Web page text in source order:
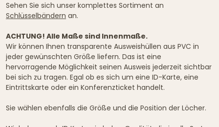
Sehen Sie sich unser komplettes Sortiment an
Schlüsselbändern an.
ACHTUNG! Alle Maße sind Innenmaße.
Wir können Ihnen transparente Ausweishüllen aus PVC in
jeder gewünschten Größe liefern. Das ist eine
hervorragende Möglichkeit seinen Ausweis jederzeit sichtbar
bei sich zu tragen. Egal ob es sich um eine ID-Karte, eine
Eintrittskarte oder ein Konferenzticket handelt.
Sie wählen ebenfalls die Größe und die Position der Löcher.